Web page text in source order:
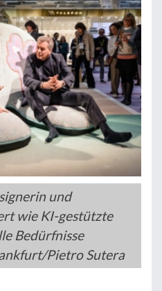
und
wie KI-gestützte
Bedürfnisse
Pietro Sutera